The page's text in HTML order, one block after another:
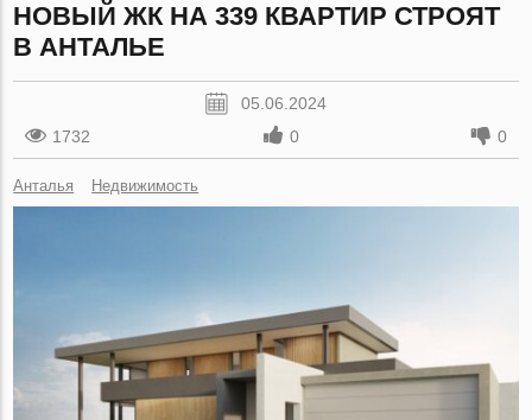
НОВЫЙ ЖК НА 339 КВАРТИР СТРОЯТ
В АНТАЛЬЕ
05.06.2024
1732
0 0
Анталья Недвижимость